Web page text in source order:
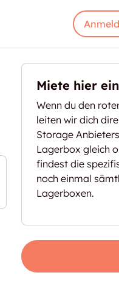
Miete hier
Wenn du den
leiten wir dich
Storage
Lagerbox gleich
findest die
noch einmal
Lagerboxen.